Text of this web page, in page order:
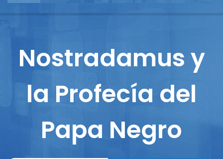
Reportajes
Columnistas
Nostradamus y
la Profecía del
Papa Negro